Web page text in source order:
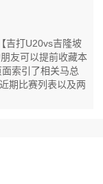
吉打U20vs吉隆坡
友可以提前收藏本
索引了相关马总
期比赛列表以及两